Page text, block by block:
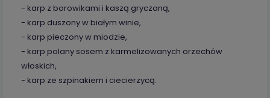
- karp z borowikami i kaszą gryczaną,
- karp duszony w białym winie,
- karp pieczony w miodzie,
- karp polany sosem z karmelizowanych orzechów
włoskich,
- karp ze szpinakiem i ciecierzycą.